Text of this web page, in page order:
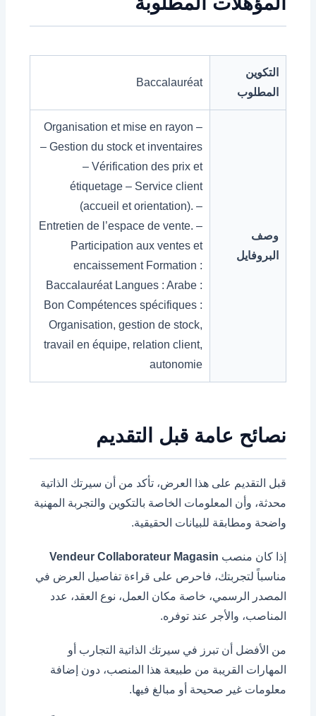
التكوين
المطلوب
Baccalauréat
وصف
البروفايل
– Organisation et mise en rayon
– Gestion du stock et inventaires
– Vérification des prix et
étiquetage – Service client
(accueil et orientation). –
Entretien de l’espace de vente. –
Participation aux ventes et
encaissement Formation :
Baccalauréat Langues : Arabe :
Bon Compétences spécifiques :
Organisation, gestion de stock,
travail en équipe, relation client,
autonomie
نصائح عامة قبل التقديم
قبل التقديم على هذا العرض، تأكد من أن سيرتك الذاتية
محدثة، وأن المعلومات الخاصة بالتكوين والتجربة المهنية
واضحة ومطابقة للبيانات الحقيقية.
إذا كان منصب Vendeur Collaborateur Magasin
مناسباً لتجربتك، فاحرص على قراءة تفاصيل العرض في
المصدر الرسمي، خاصة مكان العمل، نوع العقد، عدد
المناصب، والأجر عند توفره.
من الأفضل أن تبرز في سيرتك الذاتية التجارب أو
المهارات القريبة من طبيعة هذا المنصب، دون إضافة
معلومات غير صحيحة أو مبالغ فيها.